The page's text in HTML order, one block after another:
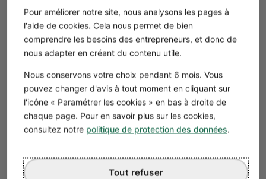
Pour améliorer notre site, nous analysons les pages à
l'aide de cookies. Cela nous permet de bien
comprendre les besoins des entrepreneurs, et donc de
nous adapter en créant du contenu utile.
Nous conservons votre choix pendant 6 mois. Vous
pouvez changer d'avis à tout moment en cliquant sur
l'icône « Paramétrer les cookies » en bas à droite de
chaque page. Pour en savoir plus sur les cookies,
consultez notre politique de protection des données.
Tout refuser
partagée, un besoin reconnu par des clients. Il y a de
nombreuses opportunités dans différents secteurs et
selon le temps de travail que vous souhaitez y passer.
Voici quelques idées de side hustle:
formation à partir de votre expertise (consultant Agile,
développeur web, expert marketing, etc.).
Faire du dropshipping de produits de qualité.
Faire de l’
achat-revente Vinted
ou sur leboncoin.fr.
pet sitting(garde d’animaux à domicile ou